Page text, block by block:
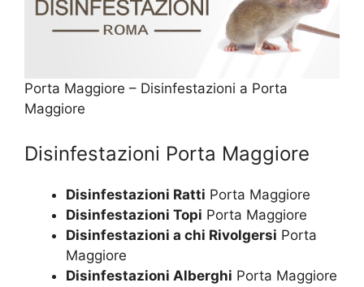
Porta Maggiore – Disinfestazioni a Porta
Maggiore
Disinfestazioni Porta Maggiore
Disinfestazioni Ratti Porta Maggiore
Disinfestazioni Topi Porta Maggiore
Disinfestazioni a chi Rivolgersi Porta
Maggiore
Disinfestazioni Alberghi Porta Maggiore